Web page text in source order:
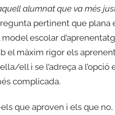
alumnat que va més
pertinent que plana
escolar
el màxim rigor els
ell i se l’adreça a
complicada.
els que aproven i els que